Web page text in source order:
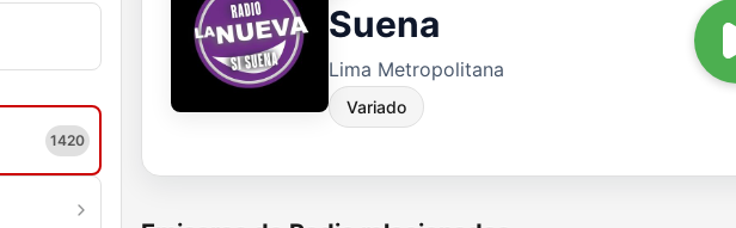
1420
Suena
Lima Metropolitana
Variado